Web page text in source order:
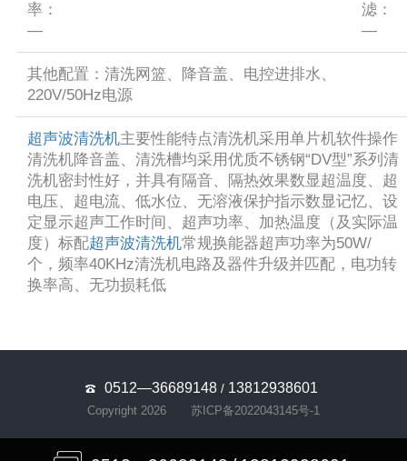
率：
—
滤：
—
其他配置：清洗网篮、降音盖、电控进排水、
220V/50Hz电源
超声波清洗机主要性能特点清洗机采用单片机软件操作
清洗机降音盖、清洗槽均采用优质不锈钢“DV型”系列清
洗机密封性好，并具有隔音、隔热效果数显超温度、超
电压、超电流、低水位、无溶液保护指示数显记忆、设
定显示超声工作时间、超声功率、加热温度（及实际温
度）标配超声波清洗机常规换能器超声功率为50W/
个，频率40KHz清洗机电路及器件升级并匹配，电功转
换率高、无功损耗低
0512—36689148 / 13812938601
Copyright 2026 苏ICP备2022043145号-1